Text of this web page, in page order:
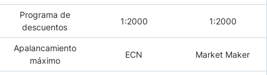
Programa de
descuentos
1:2000 1:2000
Apalancamiento
máximo
ECN Market Maker